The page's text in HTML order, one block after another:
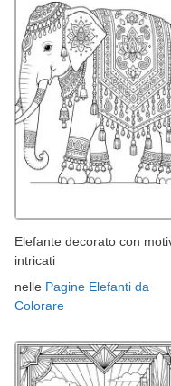
Elefante decorato con
intricati
nelle Pagine Elefanti da
Colorare